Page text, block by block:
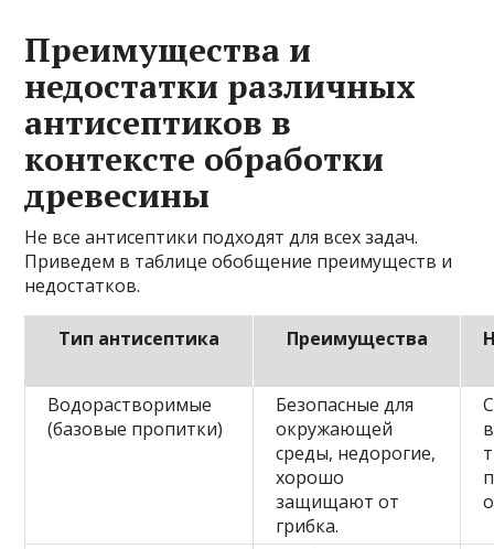
Преимущества и
недостатки различных
антисептиков в
контексте обработки
древесины
Не все антисептики подходят для всех задач.
Приведем в таблице обобщение преимуществ и
недостатков.
Тип антисептика Преимущества
Водорастворимые
(базовые пропитки)
Безопасные для
окружающей
среды, недорогие,
хорошо
защищают от
грибка.